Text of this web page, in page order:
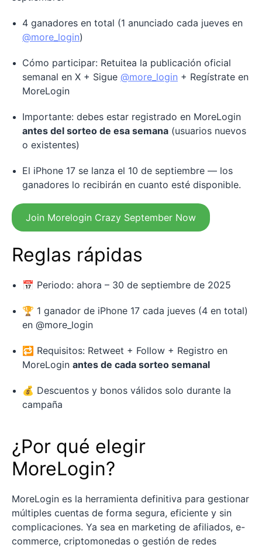
4 ganadores en total (1 anunciado cada jueves en
@more_login)
Cómo participar: Retuitea la publicación oficial
semanal en X + Sigue @more_login + Regístrate en
MoreLogin
Importante: debes estar registrado en MoreLogin
antes del sorteo de esa semana (usuarios nuevos
o existentes)
El iPhone 17 se lanza el 10 de septiembre — los
ganadores lo recibirán en cuanto esté disponible.
Join Morelogin Crazy September Now
Reglas rápidas
📅 Periodo: ahora – 30 de septiembre de 2025
🏆 1 ganador de iPhone 17 cada jueves (4 en total)
en @more_login
🔁 Requisitos: Retweet + Follow + Registro en
MoreLogin antes de cada sorteo semanal
💰 Descuentos y bonos válidos solo durante la
campaña
¿Por qué elegir
MoreLogin?
MoreLogin es la herramienta definitiva para gestionar
múltiples cuentas de forma segura, eficiente y sin
complicaciones. Ya sea en marketing de afiliados, e-
commerce, criptomonedas o gestión de redes